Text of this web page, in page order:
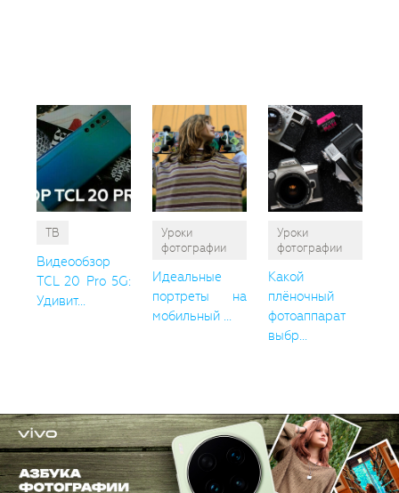
ТВ
Видеообзор
TCL 20 Pro 5G:
Удивит...
Уроки
фотографии
Идеальные
портреты на
мобильный ...
Уроки
фотографии
Какой
плёночный
фотоаппарат
выбр...